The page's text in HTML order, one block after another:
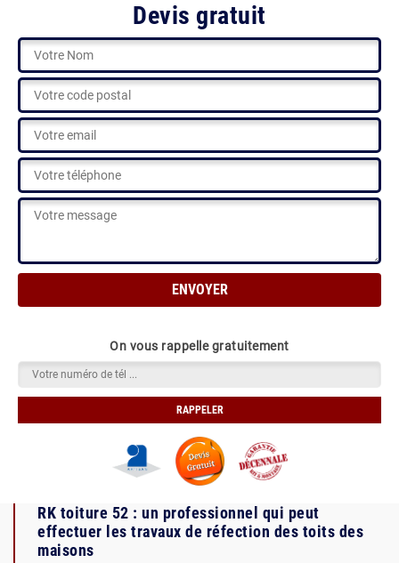
Devis gratuit
On vous rappelle gratuitement
RK toiture 52 : un professionnel qui peut
effectuer les travaux de réfection des toits des
maisons